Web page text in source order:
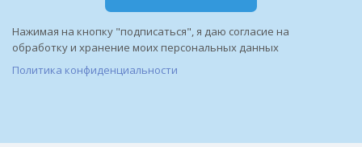
Нажимая на кнопку "подписаться", я даю согласие на
обработку и хранение моих персональных данных
Политика конфиденциальности